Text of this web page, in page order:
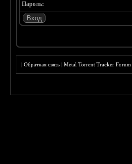
Пароль:
|Обратная связь |Metal Torrent Tracker Forum